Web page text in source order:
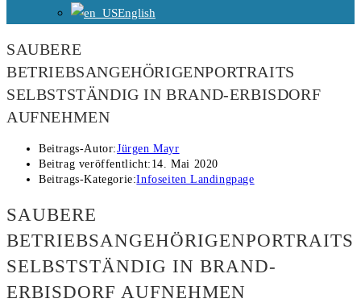
English
SAUBERE
BETRIEBSANGEHÖRIGENPORTRAITS
SELBSTSTÄNDIG IN BRAND-ERBISDORF
AUFNEHMEN
Beitrags-Autor:Jürgen Mayr
Beitrag veröffentlicht: 14. Mai 2020
Beitrags-Kategorie:Infoseiten Landingpage
SAUBERE
BETRIEBSANGEHÖRIGENPORTRAITS
SELBSTSTÄNDIG IN BRAND-
ERBISDORF AUFNEHMEN